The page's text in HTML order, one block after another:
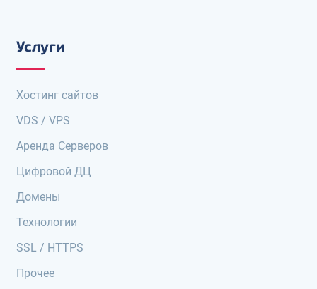
Услуги
Хостинг сайтов
VDS / VPS
Аренда Серверов
Цифровой ДЦ
Домены
Технологии
SSL / HTTPS
Прочее